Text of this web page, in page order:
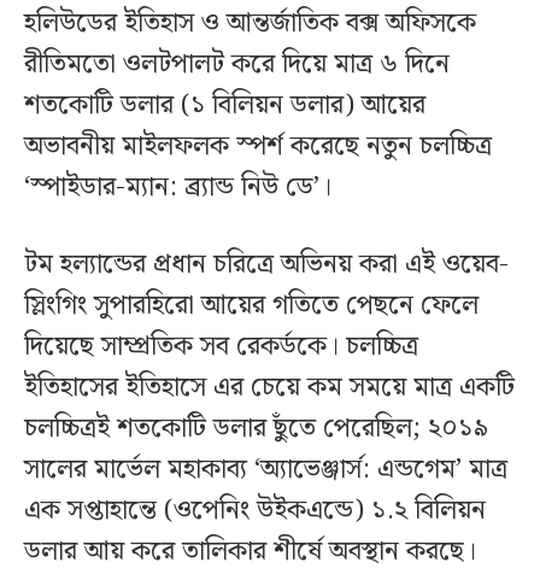
হলিউডের ইতিহাস ও আন্তর্জাতিক বক্স অফিসকে
রীতিমতো ওলটপালট করে দিয়ে মাত্র ৬ দিনে
শতকোটি ডলার (১ বিলিয়ন ডলার) আয়ের
অভাবনীয় মাইলফলক স্পর্শ করেছে নতুন চলচ্চিত্র
‘স্পাইডার-ম্যান: ব্র্যান্ড নিউ ডে’।
টম হল্যান্ডের প্রধান চরিত্রে অভিনয় করা এই ওয়েব-
স্লিংগিং সুপারহিরো আয়ের গতিতে পেছনে ফেলে
দিয়েছে সাম্প্রতিক সব রেকর্ডকে। চলচ্চিত্র
ইতিহাসের ইতিহাসে এর চেয়ে কম সময়ে মাত্র একটি
চলচ্চিত্রই শতকোটি ডলার ছুঁতে পেরেছিল; ২০১৯
সালের মার্ভেল মহাকাব্য ‘অ্যাভেঞ্জার্স: এন্ডগেম’ মাত্র
এক সপ্তাহান্তে (ওপেনিং উইকএন্ডে) ১.২ বিলিয়ন
ডলার আয় করে তালিকার শীর্ষে অবস্থান করছে।